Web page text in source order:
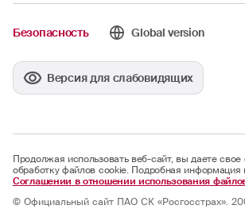
Безопасность Global version
Версия для слабовидящих
Продолжая использовать веб-сайт, вы даете свое
обработку файлов cookie. Подробная информация
Соглашении в отношении использования
© Официальный сайт ПАО СК «Росгосстрах».